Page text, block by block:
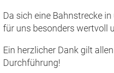
Da sich eine Bahnstrecke
für uns besonders wertvoll
Ein herzlicher Dank gilt
Durchführung!